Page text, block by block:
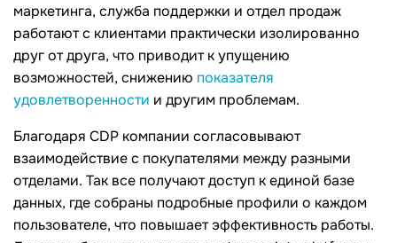
маркетинга, служба поддержки и отдел продаж
работают с клиентами практически изолированно
друг от друга, что приводит к упущению
возможностей, снижению показателя
удовлетворенности и другим проблемам.
Благодаря CDР компании согласовывают
взаимодействие с покупателями между разными
отделами. Так все получают доступ к единой базе
данных, где собраны подробные профили о каждом
пользователе, что повышает эффективность работы.